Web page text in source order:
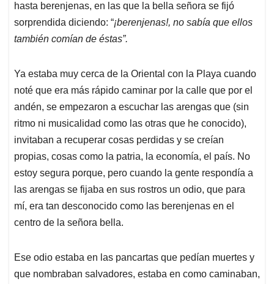
hasta berenjenas, en las que la bella señora se fijó
sorprendida diciendo: “¡berenjenas!, no sabía que ellos
también comían de éstas”.
Ya estaba muy cerca de la Oriental con la Playa cuando
noté que era más rápido caminar por la calle que por el
andén, se empezaron a escuchar las arengas que (sin
ritmo ni musicalidad como las otras que he conocido),
invitaban a recuperar cosas perdidas y se creían
propias, cosas como la patria, la economía, el país. No
estoy segura porque, pero cuando la gente respondía a
las arengas se fijaba en sus rostros un odio, que para
mí, era tan desconocido como las berenjenas en el
centro de la señora bella.
Ese odio estaba en las pancartas que pedían muertes y
que nombraban salvadores, estaba en como caminaban,